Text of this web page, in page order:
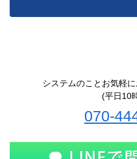
システムのことお気軽
(平日10
070-